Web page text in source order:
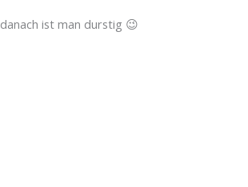
danach ist man durstig 😉